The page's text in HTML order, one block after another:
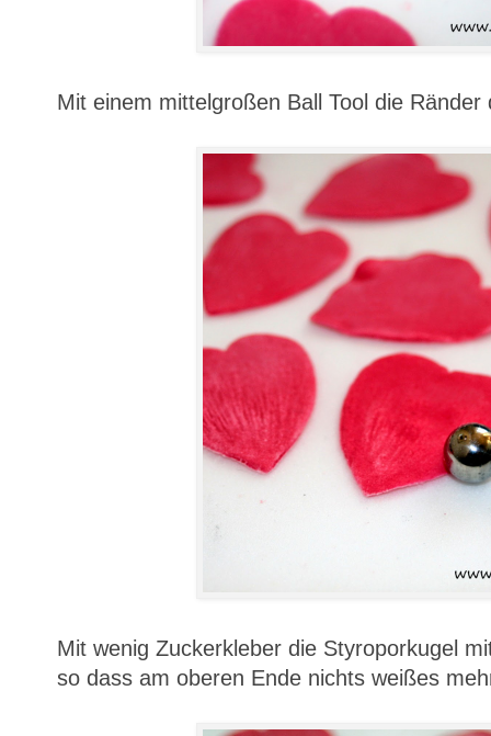
Mit einem mittelgroßen Ball Tool die
Mit wenig Zuckerkleber die Styroporkugel
so dass am oberen Ende nichts weißes